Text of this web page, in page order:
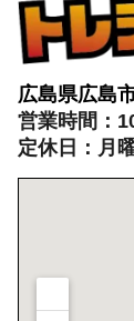
広島県広島
営業時間：
定休日：月